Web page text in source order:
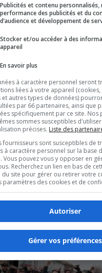
juillet 2026 à 12h00
traverserait un
de logements
juillet 2026 à 07h44
des chefs obtient
pour poursuivre sa
Publicités et contenu personnalisés,
performance des publicités et du
d’audience et développement de
Stocker et/ou accéder à des
appareil
En savoir plus
à caractère personnel seront
liées à votre appareil
et autres types de données)
par 66 partenaires, ainsi que
spécifiquement par ce site. Nos
sommes susceptibles
précises. Liste des
fournisseurs sont susceptibles de
à caractère personnel sur la base
Vous pouvez vous y opposer en
Recherchez un lien en bas de
du site pour gérer ou retirer votre
paramètres des cookies et de
Autoriser
Gérer vos préférences